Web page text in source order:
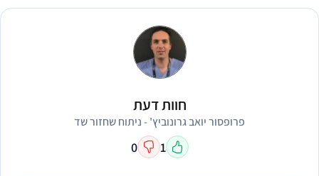
חוות דעת
פרופסור יואב גרונוביץ' - ניתוח שחזור שד
1
0